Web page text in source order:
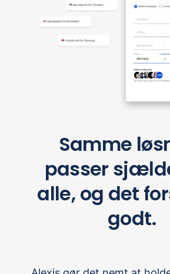
Samme
passer
alle, og det
godt.